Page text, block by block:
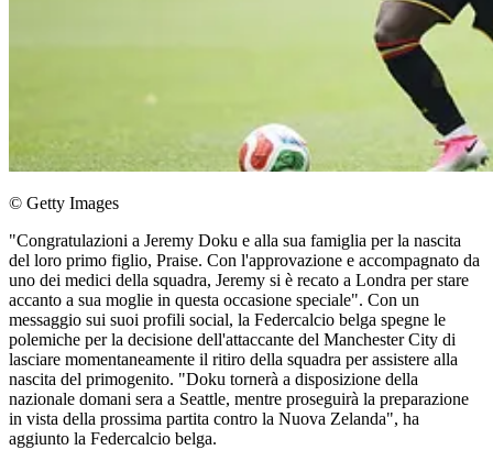
© Getty Images
"Congratulazioni a Jeremy Doku e alla sua famiglia per la nascita
del loro primo figlio, Praise. Con l'approvazione e accompagnato da
uno dei medici della squadra, Jeremy si è recato a Londra per stare
accanto a sua moglie in questa occasione speciale". Con un
messaggio sui suoi profili social, la Federcalcio belga spegne le
polemiche per la decisione dell'attaccante del Manchester City di
lasciare momentaneamente il ritiro della squadra per assistere alla
nascita del primogenito. "Doku tornerà a disposizione della
nazionale domani sera a Seattle, mentre proseguirà la preparazione
in vista della prossima partita contro la Nuova Zelanda", ha
aggiunto la Federcalcio belga.